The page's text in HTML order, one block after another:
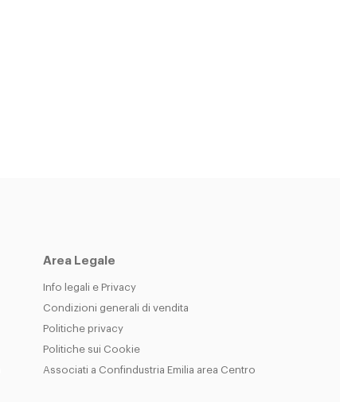
Area Legale
Info legali e Privacy
Condizioni generali di vendita
Politiche privacy
Politiche sui Cookie
Associati a Confindustria Emilia area Centro